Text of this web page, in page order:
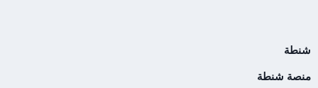
شنطة
منصة شنطة